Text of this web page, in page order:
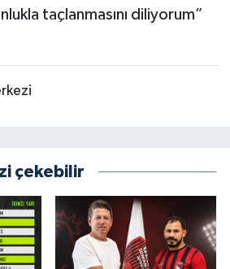
taçlanmasını diliyorum”
çekebilir